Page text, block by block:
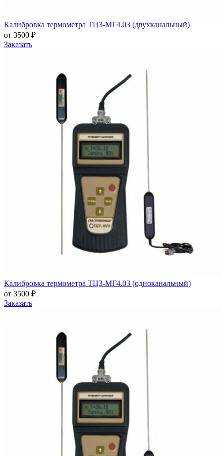
Калибровка термометра ТЦ3-МГ4.03 (двухканальный)
от 3500 ₽
Заказать
Калибровка термометра ТЦ3-МГ4.03 (одноканальный)
от 3500 ₽
Заказать